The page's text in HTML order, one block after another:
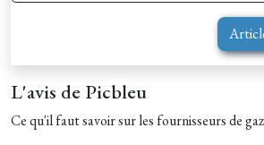
L'avis de Picbleu
Ce qu'il faut savoir sur les fournisseurs de